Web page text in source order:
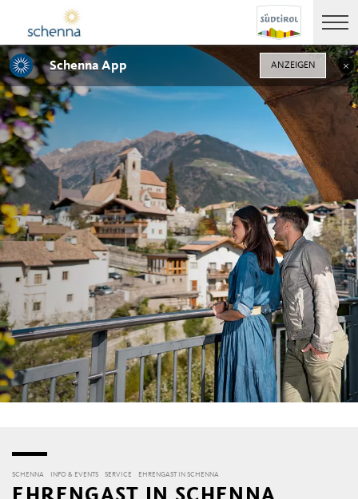
SCHENNA INFO & EVENTS SERVICE EHRENGAST IN SCHENNA
Schenna App ANZEIGEN